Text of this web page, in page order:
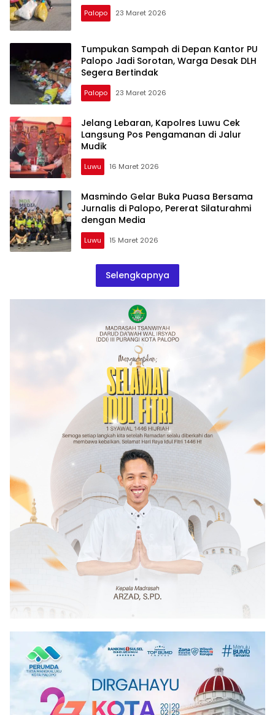
Palopo 23 Maret 2026
Tumpukan Sampah di Depan Kantor PU
Palopo Jadi Sorotan, Warga Desak DLH
Segera Bertindak
Palopo 23 Maret 2026
Jelang Lebaran, Kapolres Luwu Cek
Langsung Pos Pengamanan di Jalur
Mudik
Luwu 16 Maret 2026
Masmindo Gelar Buka Puasa Bersama
Jurnalis di Palopo, Pererat Silaturahmi
dengan Media
Luwu 15 Maret 2026
Selengkapnya